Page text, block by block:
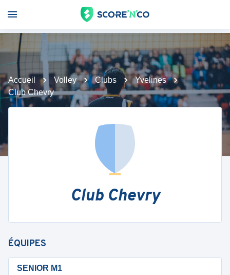
Accueil Volley Clubs
Yvelines
Club Chevry
Club Chevry
ÉQUIPES
SENIOR M1